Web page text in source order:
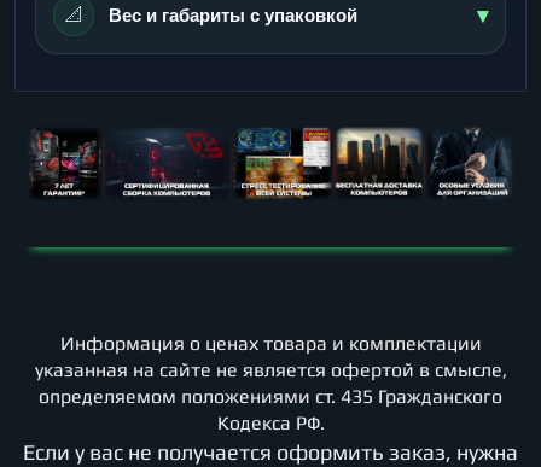
📐 Вес и габариты с упаковкой ▾
Информация о ценах товара и комплектации
указанная на сайте не является офертой в смысле,
определяемом положениями ст. 435 Гражданского
Кодекса РФ.
Если у вас не получается оформить заказ, нужна